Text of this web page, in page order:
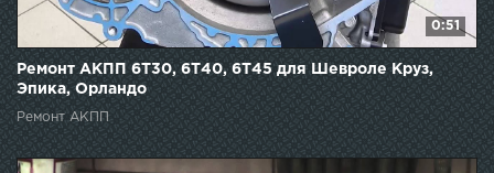
0:51
Ремонт АКПП 6T30, 6T40, 6T45 для Шевроле Круз,
Эпика, Орландо
Ремонт АКПП